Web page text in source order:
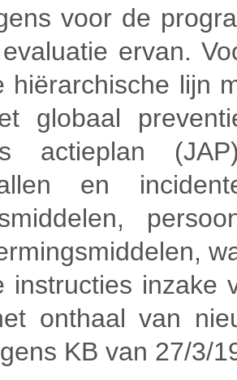
voor de
ervan.
hiërarchische lijn
globaal
actieplan
en
instructies inzake
onthaal van
KB van 27/3/